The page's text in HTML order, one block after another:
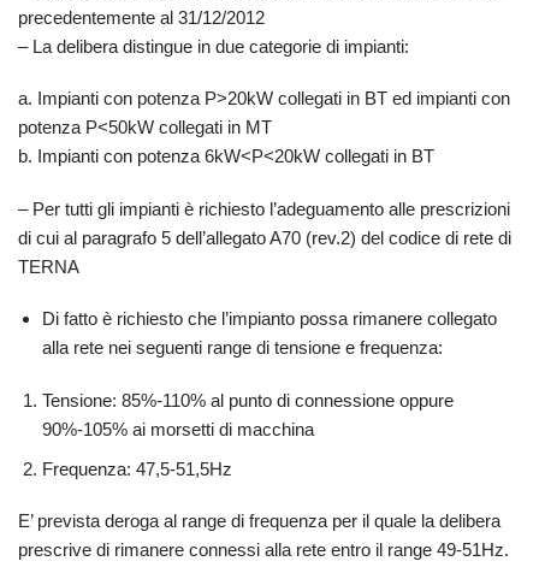
precedentemente al 31/12/2012
– La delibera distingue in due categorie di impianti:
a. Impianti con potenza P>20kW collegati in BT ed impianti con
potenza P<50kW collegati in MT
b. Impianti con potenza 6kW<P<20kW collegati in BT
– Per tutti gli impianti è richiesto l’adeguamento alle prescrizioni
di cui al paragrafo 5 dell’allegato A70 (rev.2) del codice di rete di
TERNA
Di fatto è richiesto che l’impianto possa rimanere collegato
alla rete nei seguenti range di tensione e frequenza:
Tensione: 85%-110% al punto di connessione oppure
90%-105% ai morsetti di macchina
Frequenza: 47,5-51,5Hz
E’ prevista deroga al range di frequenza per il quale la delibera
prescrive di rimanere connessi alla rete entro il range 49-51Hz.